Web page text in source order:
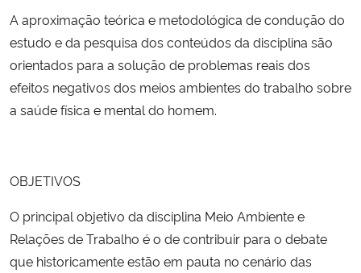
Banco Central do Brasil
Planalto
A aproximação teórica e metodológica de condução do
estudo e da pesquisa dos conteúdos da disciplina são
orientados para a solução de problemas reais dos
efeitos negativos dos meios ambientes do trabalho sobre
a saúde física e mental do homem.
OBJETIVOS
O principal objetivo da disciplina Meio Ambiente e
Relações de Trabalho é o de contribuir para o debate
que historicamente estão em pauta no cenário das